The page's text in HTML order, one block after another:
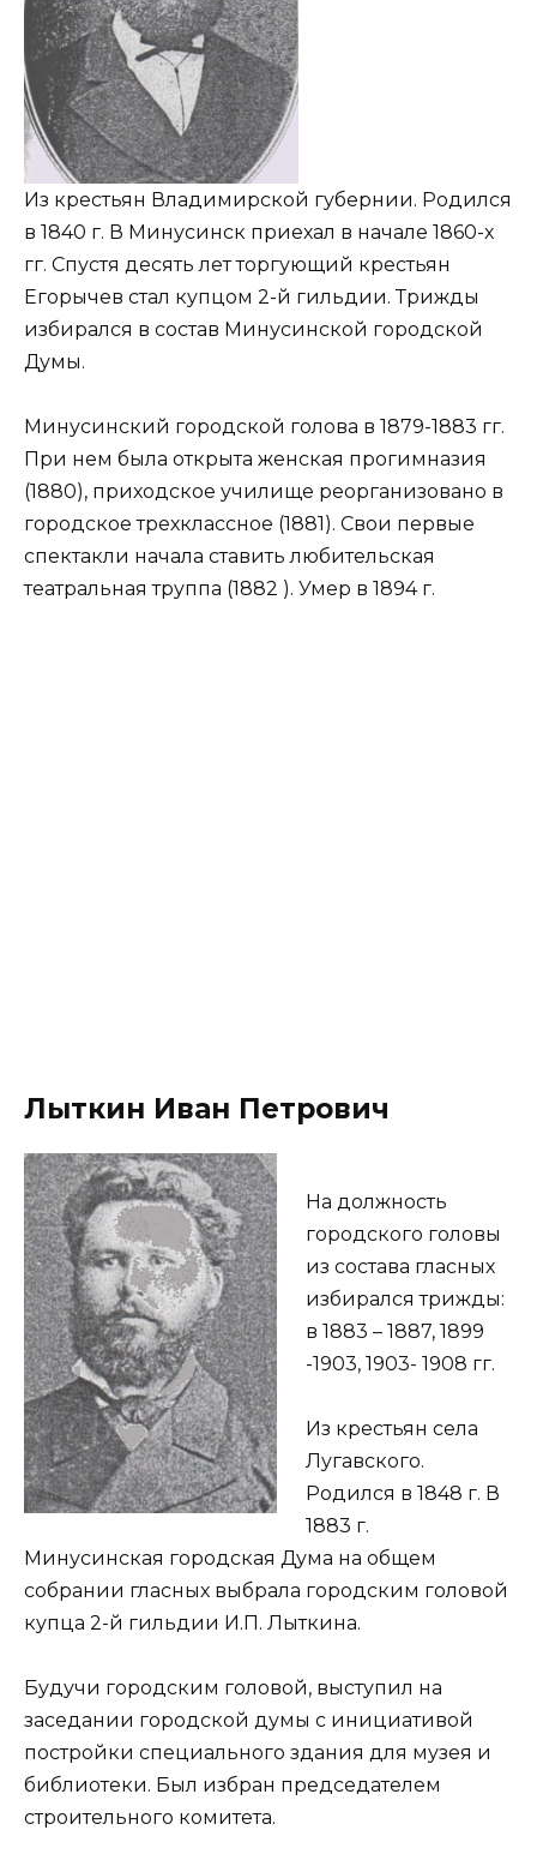
Из крестьян Владимирской губернии. Родился
в 1840 г. В Минусинск приехал в начале 1860-х
гг. Спустя десять лет торгующий крестьян
Егорычев стал купцом 2-й гильдии. Трижды
избирался в состав Минусинской городской
Думы.
Минусинский городской голова в 1879-1883 гг.
При нем была открыта женская прогимназия
(1880), приходское училище реорганизовано в
городское трехклассное (1881). Свои первые
спектакли начала ставить любительская
театральная труппа (1882 ). Умер в 1894 г.
Лыткин Иван Петрович
На должность
городского головы
из состава гласных
избирался трижды:
в 1883 – 1887, 1899
-1903, 1903- 1908 гг.
Из крестьян села
Лугавского.
Родился в 1848 г. В
1883 г.
Минусинская городская Дума на общем
собрании гласных выбрала городским головой
купца 2-й гильдии И.П. Лыткина.
Будучи городским головой, выступил на
заседании городской думы с инициативой
постройки специального здания для музея и
библиотеки. Был избран председателем
строительного комитета.